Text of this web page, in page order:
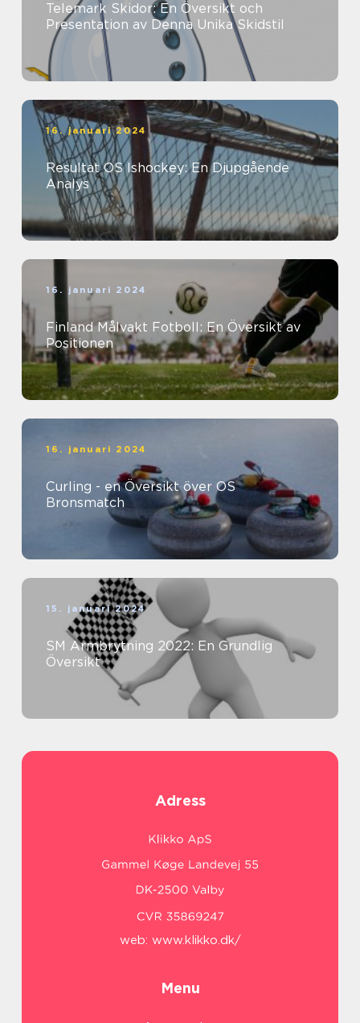
Telemark Skidor: En Översikt och
Presentation av Denna Unika Skidstil
16. januari 2024
Resultat OS Ishockey: En Djupgående
Analys
16. januari 2024
Finland Målvakt Fotboll: En Översikt av
Positionen
16. januari 2024
Curling - en Översikt över OS
Bronsmatch
15. januari 2024
SM Armbrytning 2022: En Grundlig
Översikt
Adress
web: www.klikko.dk/
Menu